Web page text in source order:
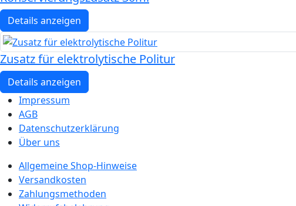
Details anzeigen
Zusatz für elektrolytische Politur
Details anzeigen
Impressum
AGB
Datenschutzerklärung
Über uns
Allgemeine Shop-Hinweise
Versandkosten
Zahlungsmethoden